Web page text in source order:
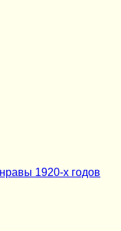
1920-х годов